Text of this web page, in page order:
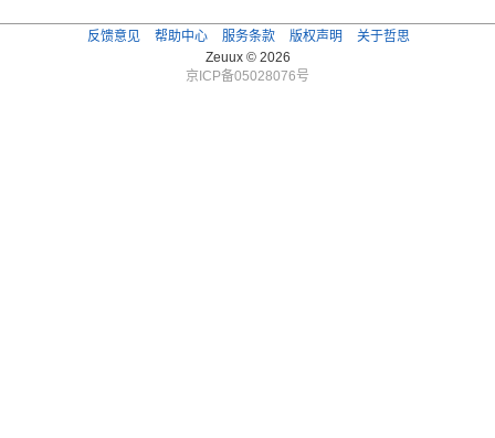
反馈意见 帮助中心 服务条款 版权声明
关于哲思
Zeuux © 2026
京ICP备05028076号